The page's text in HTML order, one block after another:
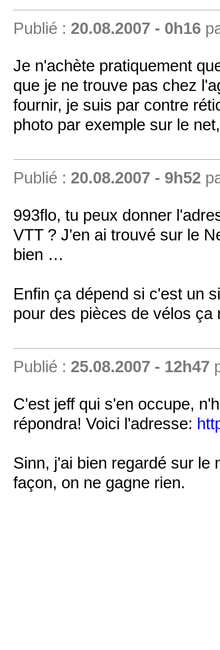
Publié : 20.08.2007 - 0h16
Je n'achète pratiquement
que je ne trouve pas chez
fournir, je suis par contre
photo par exemple sur le
Publié : 20.08.2007 - 9h52
993flo, tu peux donner
VTT ? J'en ai trouvé sur le
bien …
Enfin ça dépend si c'est un
pour des pièces de vélos
Publié : 25.08.2007 - 12h47
C'est jeff qui s'en occupe,
répondra! Voici l'adresse:
Sinn, j'ai bien regardé sur le
façon, on ne gagne rien.